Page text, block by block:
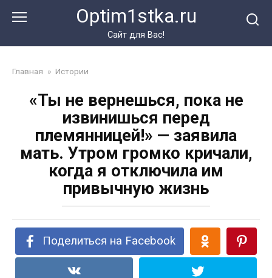
Optim1stka.ru
Сайт для Вас!
Главная » Истории
«Ты не вернешься, пока не
извинишься перед
племянницей!» — заявила
мать. Утром громко кричали,
когда я отключила им
привычную жизнь
Поделиться на Facebook